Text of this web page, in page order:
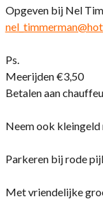
Opgeven bij Nel
Ps.
Meerijden €3,50
Betalen aan
Neem ook
Parkeren bij rode
Met vriendelijke